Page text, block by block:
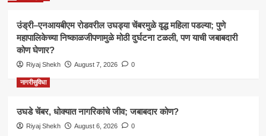
उंड्री–एनआयबीएम रोडवरील उघड्या चेंबरमुळे वृद्ध महिला पडल्या; पुणे
महापालिकेच्या निष्काळजीपणामुळे मोठी दुर्घटना टळली, पण याची जबाबदारी
कोण घेणार?
Riyaj Shekh August 7, 2026 0
नागरीसुविधा
उघडे चेंबर, धोक्यात नागरिकांचे जीव; जबाबदार कोण?
Riyaj Shekh August 6, 2026 0